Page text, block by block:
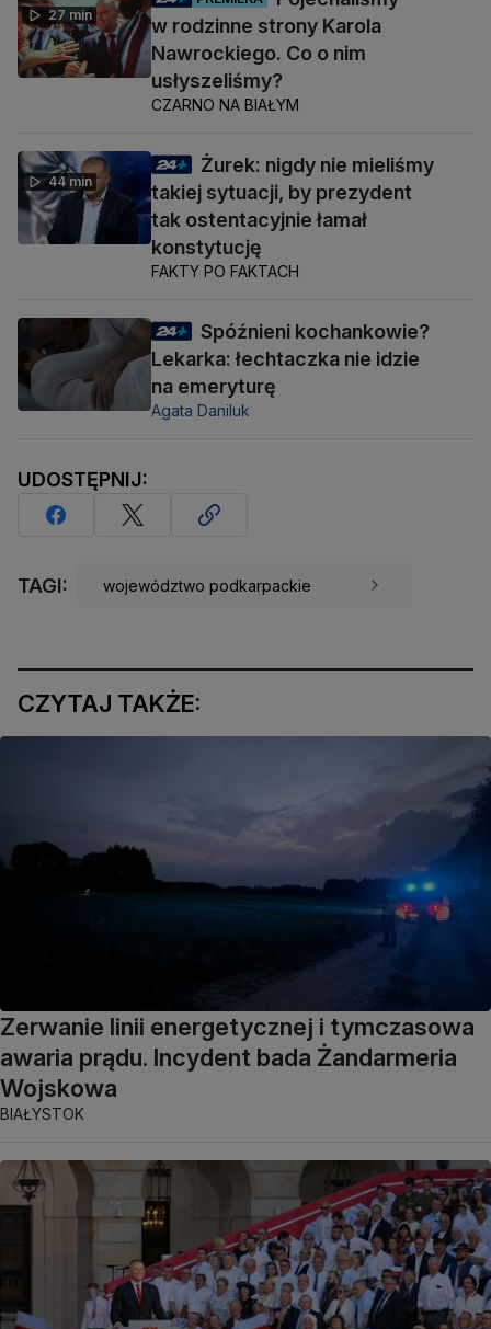
27 min
w rodzinne strony Karola
Nawrockiego. Co o nim
usłyszeliśmy?
CZARNO NA BIAŁYM
44 min
Żurek: nigdy nie mieliśmy
takiej sytuacji, by prezydent
tak ostentacyjnie łamał
konstytucję
FAKTY PO FAKTACH
Spóźnieni kochankowie?
Lekarka: łechtaczka nie idzie
na emeryturę
Agata Daniluk
UDOSTĘPNIJ:
TAGI: województwo podkarpackie
CZYTAJ TAKŻE:
Zerwanie linii energetycznej i tymczasowa
awaria prądu. Incydent bada Żandarmeria
Wojskowa
BIAŁYSTOK